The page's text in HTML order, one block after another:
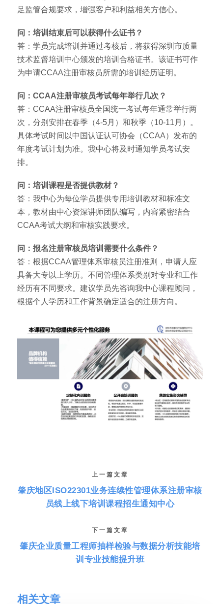
足监管合规要求，增强客户和利益相关方信心。
问：培训结束后可以获得什么证书？
答：学员完成培训并通过考核后，将获得深圳市质量
技术监督培训中心颁发的培训合格证书。该证书可作
为申请CCAA注册审核员所需的培训经历证明。
问：CCAA注册审核员考试每年举行几次？
答：CCAA注册审核员全国统一考试每年通常举行两
次，分别安排在春季（4-5月）和秋季（10-11月）。
具体考试时间以中国认证认可协会（CCAA）发布的
年度考试计划为准。我中心将及时通知学员考试安
排。
问：培训课程是否提供教材？
答：我中心为每位学员提供专用培训教材和标准文
本，教材由中心资深讲师团队编写，内容紧密结合
CCAA考试大纲和审核实践要求。
问：报名注册审核员培训需要什么条件？
答：根据CCAA管理体系审核员注册准则，申请人应
具备大专以上学历。不同管理体系类别对专业和工作
经历有不同要求。建议学员先咨询我中心课程顾问，
根据个人学历和工作背景确定适合的注册方向。
上一篇文章
肇庆地区ISO22301业务连续性管理体系注册审核
员线上线下培训课程招生通知中心
下一篇文章
肇庆企业质量工程师抽样检验与数据分析技能培
训专业技能提升班
相关文章